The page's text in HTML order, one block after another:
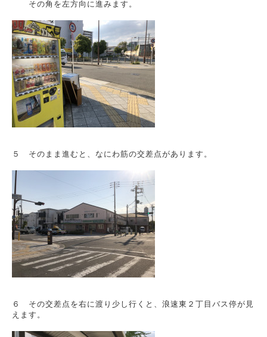
その角を左方向に進みます。
５ そのまま進むと、なにわ筋の交差点があります。
６ その交差点を右に渡り少し行くと、浪速東２丁目バス停が見
えます。